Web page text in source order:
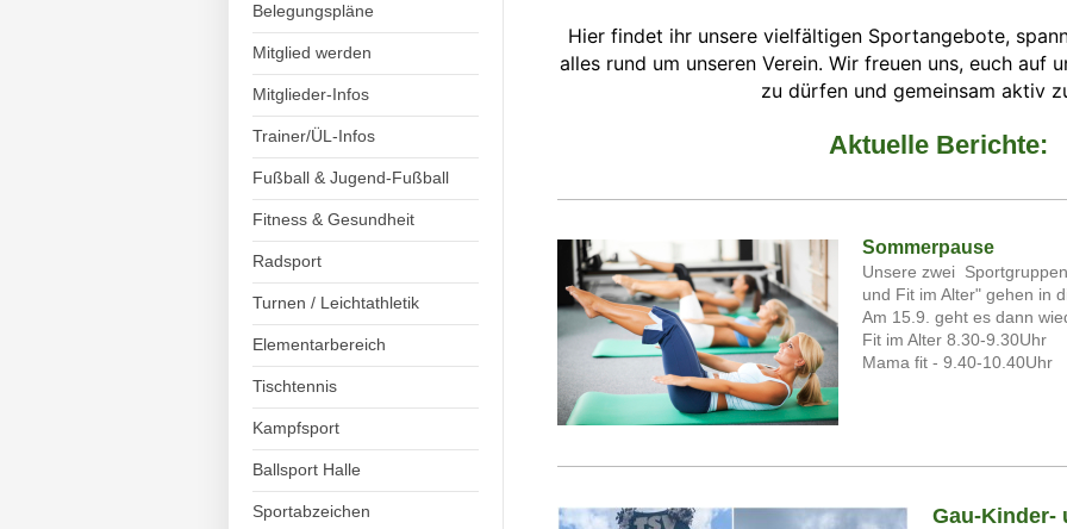
Belegungspläne
Mitglied werden
Mitglieder-Infos
Trainer/ÜL-Infos
Fußball & Jugend-Fußball
Fitness & Gesundheit
Radsport
Turnen / Leichtathletik
Elementarbereich
Tischtennis
Kampfsport
Ballsport Halle
Sportabzeichen
Hier findet ihr unsere vielfältigen Sportangebote,
alles rund um unseren Verein. Wir freuen uns, euch auf
zu dürfen und gemeinsam aktiv
Aktuelle Berichte:
Sommerpause
Unsere zwei
und Fit im Alter" gehen in
Am 15.9. geht es dann
Fit im Alter 8.30-9.30Uhr
Mama fit - 9.40-10.40Uhr
Gau-Kinder-